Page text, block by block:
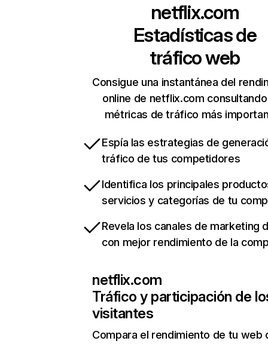
netflix.com
Estadísticas de
tráfico web
Consigue una instantánea del
online de netflix.com
métricas de tráfico más
Espía las estrategias de
tráfico de tus competidores
Identifica los principales
servicios y categorías de tu
Revela los canales de marketing
con mejor rendimiento de la
netflix.com
Tráfico y participación de
visitantes
Compara el rendimiento de tu web